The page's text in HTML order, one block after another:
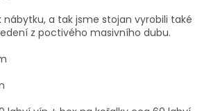
nábytku, a tak jsme stojan vyrobili také
z poctivého masivního dubu.